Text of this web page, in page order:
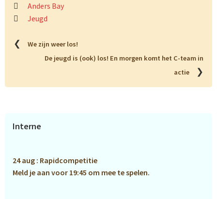
Anders Bay
Jeugd
❮
We zijn weer los!
De jeugd is (ook) los! En morgen komt het C-team in
actie
❯
Primaire
Interne
24 aug : Rapidcompetitie
Meld je aan voor 19:45 om mee te spelen.